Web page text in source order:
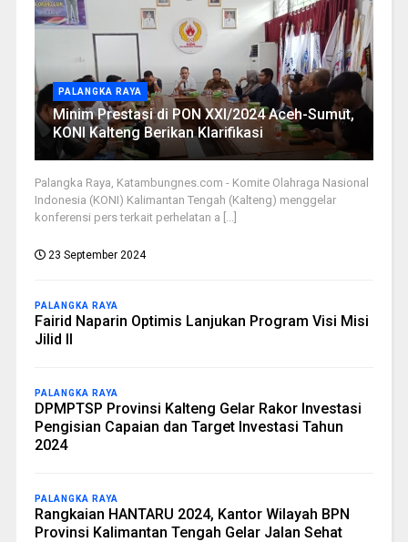
PALANGKA RAYA
Minim Prestasi di PON XXI/2024 Aceh-Sumut,
KONI Kalteng Berikan Klarifikasi
Palangka Raya, Katambungnes.com - Komite Olahraga Nasional
Indonesia (KONI) Kalimantan Tengah (Kalteng) menggelar
konferensi pers terkait perhelatan a [...]
23 September 2024
PALANGKA RAYA
Fairid Naparin Optimis Lanjukan Program Visi Misi
Jilid II
PALANGKA RAYA
DPMPTSP Provinsi Kalteng Gelar Rakor Investasi
Pengisian Capaian dan Target Investasi Tahun
2024
PALANGKA RAYA
Rangkaian HANTARU 2024, Kantor Wilayah BPN
Provinsi Kalimantan Tengah Gelar Jalan Sehat